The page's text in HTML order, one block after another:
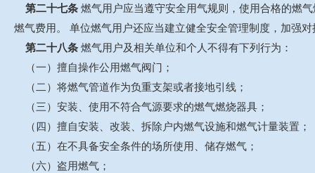
第二十七条 燃气用户应当遵守安全用气规则，使用合格的燃
燃气费用。 单位燃气用户还应当建立健全安全管理制度，加强
第二十八条 燃气用户及相关单位和个人不得有下列行为：
（一）擅自操作公用燃气阀门；
（二）将燃气管道作为负重支架或者接地引线；
（三）安装、使用不符合气源要求的燃气燃烧器具；
（四）擅自安装、改装、拆除户内燃气设施和燃气计量装置；
（五）在不具备安全条件的场所使用、储存燃气；
（六）盗用燃气；